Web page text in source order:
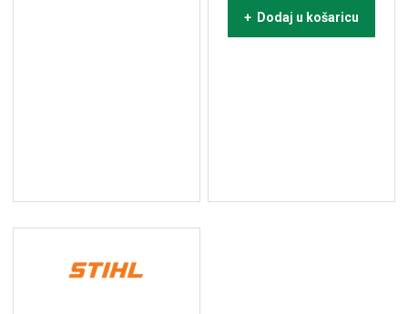
+ Dodaj u košaricu